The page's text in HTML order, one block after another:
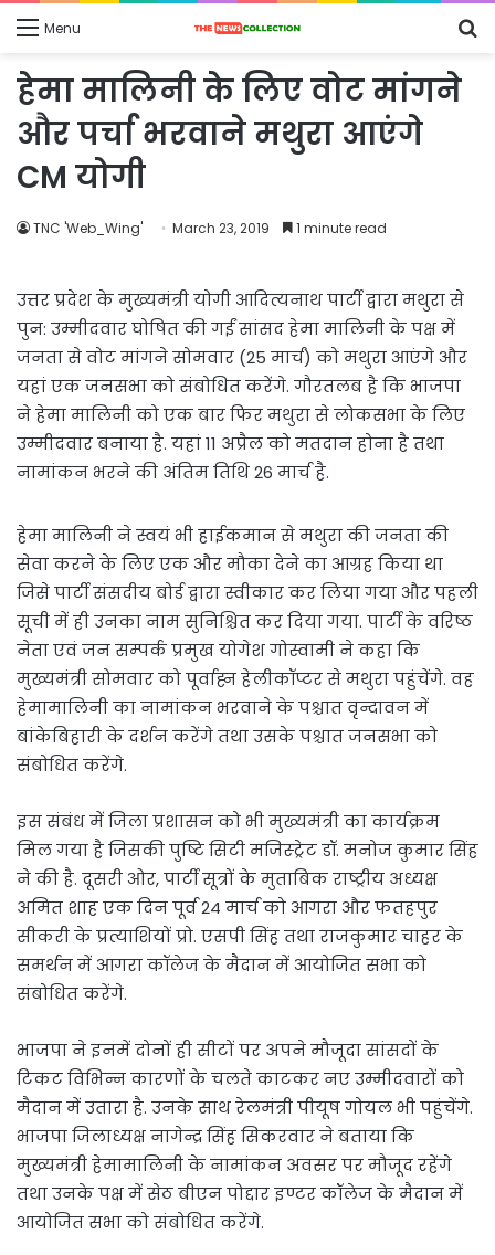
Menu
हेमा मालिनी के लिए वोट मांगने
और पर्चा भरवाने मथुरा आएंगे
CM योगी
TNC 'Web_Wing' March 23, 2019 1 minute read
उत्तर प्रदेश के मुख्यमंत्री योगी आदित्यनाथ पार्टी द्वारा मथुरा से
पुन: उम्मीदवार घोषित की गईं सांसद हेमा मालिनी के पक्ष में
जनता से वोट मांगने सोमवार (25 मार्च) को मथुरा आएंगे और
यहां एक जनसभा को संबोधित करेंगे. गौरतलब है कि भाजपा
ने हेमा मालिनी को एक बार फिर मथुरा से लोकसभा के लिए
उम्मीदवार बनाया है. यहां 11 अप्रैल को मतदान होना है तथा
नामांकन भरने की अंतिम तिथि 26 मार्च है.
हेमा मालिनी ने स्वयं भी हाईकमान से मथुरा की जनता की
सेवा करने के लिए एक और मौका देने का आग्रह किया था
जिसे पार्टी संसदीय बोर्ड द्वारा स्वीकार कर लिया गया और पहली
सूची में ही उनका नाम सुनिश्चित कर दिया गया. पार्टी के वरिष्ठ
नेता एवं जन सम्पर्क प्रमुख योगेश गोस्वामी ने कहा कि
मुख्यमंत्री सोमवार को पूर्वाह्न हेलीकॉप्टर से मथुरा पहुंचेंगे. वह
हेमामालिनी का नामांकन भरवाने के पश्चात वृन्दावन में
बांकेबिहारी के दर्शन करेंगे तथा उसके पश्चात जनसभा को
संबोधित करेंगे.
इस संबंध में जिला प्रशासन को भी मुख्यमंत्री का कार्यक्रम
मिल गया है जिसकी पुष्टि सिटी मजिस्ट्रेट डॉ. मनोज कुमार सिंह
ने की है. दूसरी ओर, पार्टी सूत्रों के मुताबिक राष्ट्रीय अध्यक्ष
अमित शाह एक दिन पूर्व 24 मार्च को आगरा और फतहपुर
सीकरी के प्रत्याशियों प्रो. एसपी सिंह तथा राजकुमार चाहर के
समर्थन में आगरा कॉलेज के मैदान में आयोजित सभा को
संबोधित करेंगे.
भाजपा ने इनमें दोनों ही सीटों पर अपने मौजूदा सांसदों के
टिकट विभिन्न कारणों के चलते काटकर नए उम्मीदवारों को
मैदान में उतारा है. उनके साथ रेलमंत्री पीयूष गोयल भी पहुंचेंगे.
भाजपा जिलाध्यक्ष नागेन्द्र सिंह सिकरवार ने बताया कि
मुख्यमंत्री हेमामालिनी के नामांकन अवसर पर मौजूद रहेंगे
तथा उनके पक्ष में सेठ बीएन पोद्दार इण्टर कॉलेज के मैदान में
आयोजित सभा को संबोधित करेंगे.